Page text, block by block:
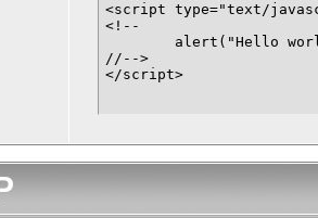
<script type="text/
<!--
//-->
</script>